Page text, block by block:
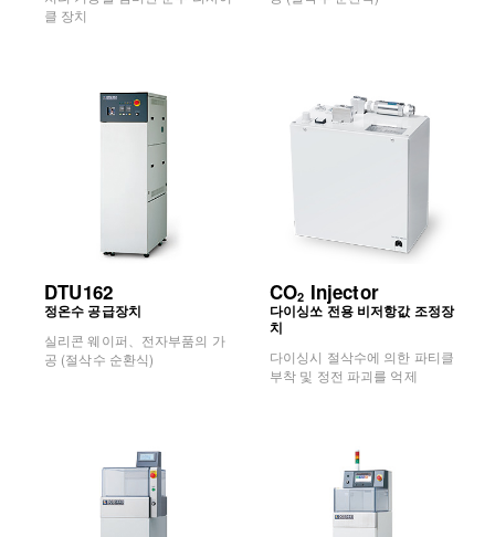
클 장치
DTU162
정온수 공급장치
실리콘 웨이퍼、전자부품의 가
공 (절삭수 순환식)
CO2 Injector
다이싱쏘 전용 비저항값 조정장
치
다이싱시 절삭수에 의한 파티클
부착 및 정전 파괴를 억제